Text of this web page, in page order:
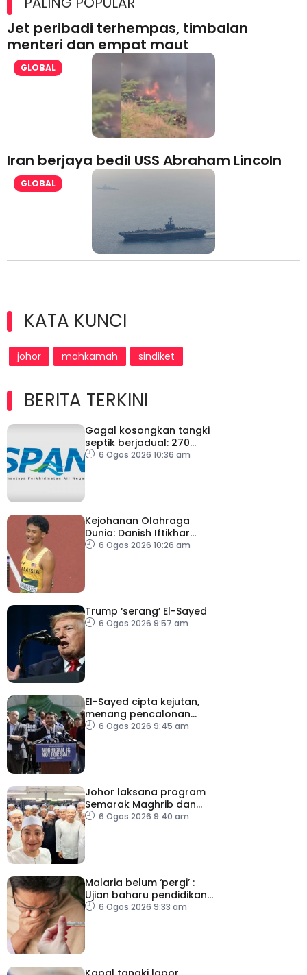
Jet peribadi terhempas, timbalan
menteri dan empat maut
GLOBAL
Iran berjaya bedil USS Abraham Lincoln
GLOBAL
KATA KUNCI
johor mahkamah sindiket
BERITA TERKINI
Gagal kosongkan tangki
septik berjadual: 270
premis dikenakan notis
6 Ogos 2026 10:36 am
Kejohanan Olahraga
Dunia: Danish Iftikhar
cipta sejarah mara ke
6 Ogos 2026 10:26 am
Trump ‘serang’ El-Sayed
6 Ogos 2026 9:57 am
El-Sayed cipta kejutan,
menang pencalonan
Senat AS di Michigan
6 Ogos 2026 9:45 am
Johor laksana program
Semarak Maghrib dan
Isyak perkasa solat
6 Ogos 2026 9:40 am
Malaria belum ‘pergi’ :
Ujian baharu pendidikan
perubatan dan sistem
6 Ogos 2026 9:33 am